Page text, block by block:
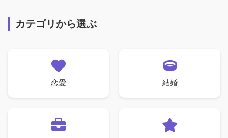
カテゴリから選ぶ
恋愛 結婚